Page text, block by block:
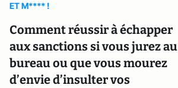
ET M**** !
Comment réussir à échapper
aux sanctions si vous jurez au
bureau ou que vous mourez
d’envie d’insulter vos